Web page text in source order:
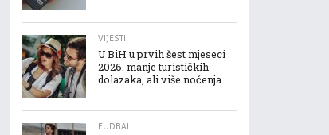
VIJESTI
U BiH u prvih šest mjeseci
2026. manje turističkih
dolazaka, ali više noćenja
FUDBAL